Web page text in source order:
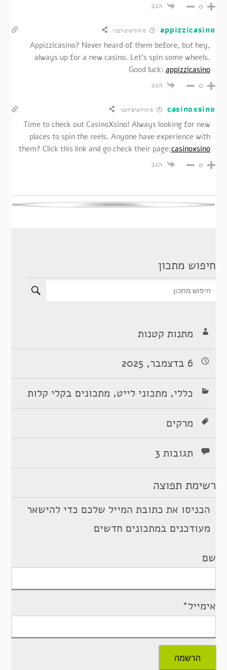
0 הגב
appizzicasino
Appizzicasino? Never heard of them before, but hey,
always up for a new casino. Let’s spin some wheels.
Good luck: appizzicasino
0 הגב
casinoxsino
Time to check out CasinoXsino! Always looking for new
places to spin the reels. Anyone have experience with
them? Click this link and go check their page:casinoxsino
0 הגב
חיפוש מתכון
מתנות קטנות
6 בדצמבר, 2025
כללי, מתכוני לייט, מתכונים בקלי קלות
מרקים
תגובות 3
רשימת תפוצה
הכניסו את כתובת המייל שלכם כדי להישאר
מעודכנים במתכונים חדשים
שם
אימייל*